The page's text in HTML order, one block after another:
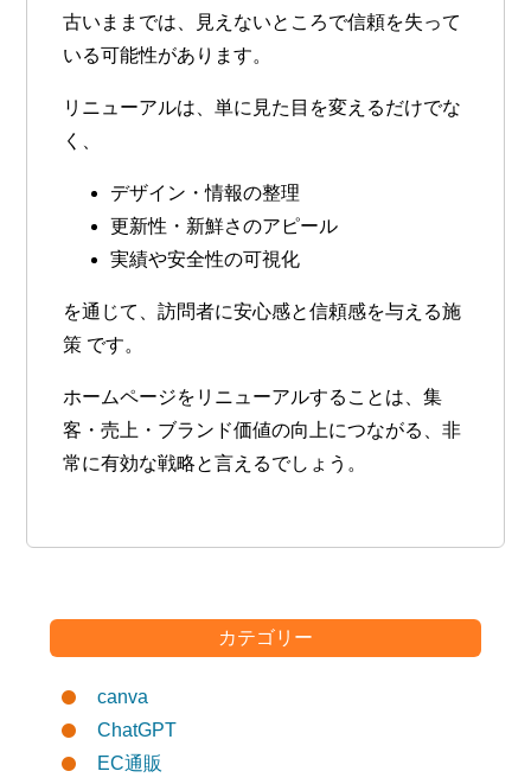
古いままでは、見えないところで信頼を失って
いる可能性があります。
リニューアルは、単に見た目を変えるだけでな
く、
デザイン・情報の整理
更新性・新鮮さのアピール
実績や安全性の可視化
を通じて、訪問者に安心感と信頼感を与える施
策 です。
ホームページをリニューアルすることは、集
客・売上・ブランド価値の向上につながる、非
常に有効な戦略と言えるでしょう。
カテゴリー
canva
ChatGPT
EC通販